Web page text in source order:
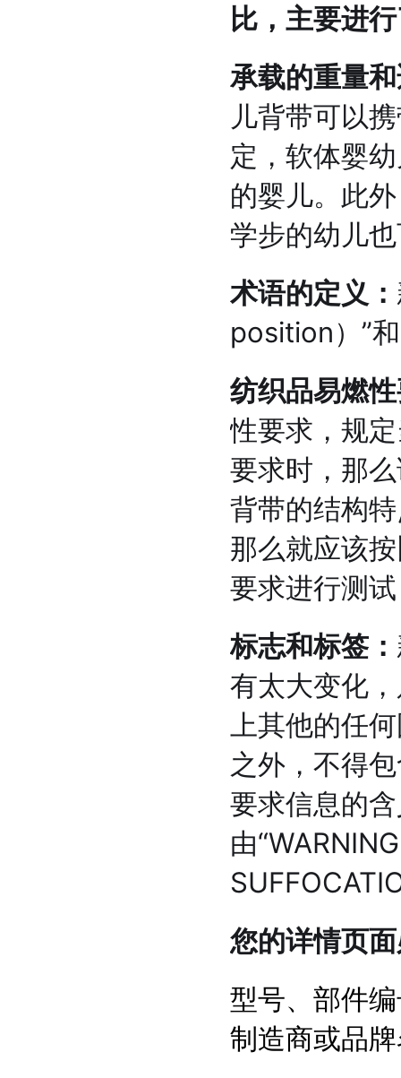
比，主要进
承载的重量
儿背带可以
定，软体婴
的婴儿。此
学步的幼儿
术语的定义：
position）”
纺织品易燃
性要求，规
要求时，那
背带的结构
那么就应该
要求进行测
标志和标签：
有太大变化
上其他的任
之外，不得
要求信息的
由
您的详情页
型号、部件
制造商或品